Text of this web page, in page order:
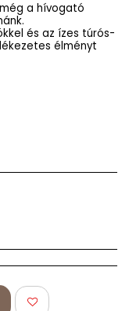
a hívogató
és az ízes túrós-
élményt